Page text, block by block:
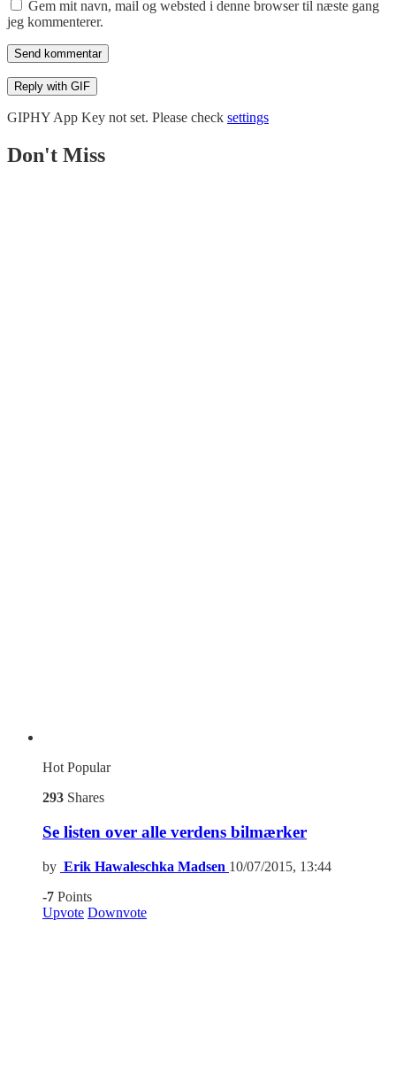
Gem mit navn, mail og websted i denne browser til næste gang
jeg kommenterer.
Send kommentar
Reply with GIF
GIPHY App Key not set. Please check settings
Don't Miss
HotPopular
293 Shares
Se listen over alle verdens bilmærker
by Erik Hawaleschka Madsen 10/07/2015, 13:44
-7 Points
Upvote Downvote